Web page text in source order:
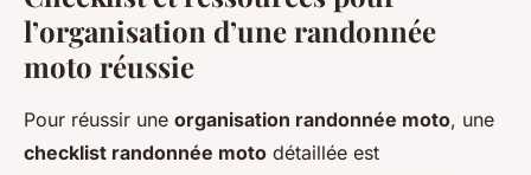
l’organisation d’une randonnée
moto réussie
Pour réussir une organisation randonnée moto, une
checklist randonnée moto détaillée est